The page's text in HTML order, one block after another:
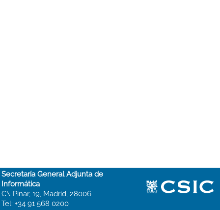
Secretaría General Adjunta de
Informática
C\ Pinar, 19, Madrid, 28006
Tel: +34 91 568 0200